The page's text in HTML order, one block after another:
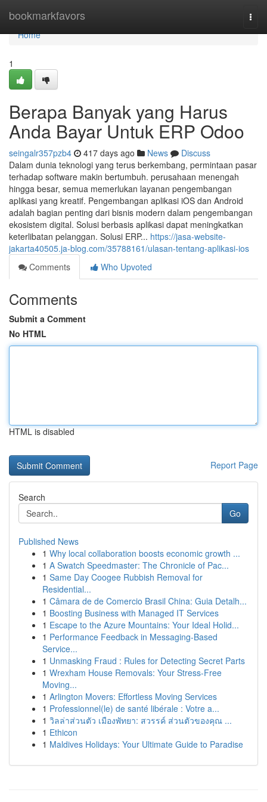
bookmarkfavors
Home
Home
1
Berapa Banyak yang Harus
Anda Bayar Untuk ERP Odoo
seingalr357pzb4 417 days ago News
Discuss
Dalam dunia teknologi yang terus berkembang, permintaan pasar
terhadap software makin bertumbuh. perusahaan menengah
hingga besar, semua memerlukan layanan pengembangan
aplikasi yang kreatif. Pengembangan aplikasi iOS dan Android
adalah bagian penting dari bisnis modern dalam pengembangan
ekosistem digital. Solusi berbasis aplikasi dapat meningkatkan
keterlibatan pelanggan. Solusi ERP... https://jasa-website-
jakarta40505.ja-blog.com/35788161/ulasan-tentang-aplikasi-ios
Comments
Who Upvoted
Comments
Submit a Comment
No HTML
HTML is disabled
Report Page
Search
Go
Published News
1 Why local collaboration boosts economic growth ...
1 A Swatch Speedmaster: The Chronicle of Pac...
1 Same Day Coogee Rubbish Removal for
Residential...
1 Câmara de de Comercio Brasil China: Guia Detalh...
1 Boosting Business with Managed IT Services
1 Escape to the Azure Mountains: Your Ideal Holid...
1 Performance Feedback in Messaging-Based
Service...
1 Unmasking Fraud : Rules for Detecting Secret Parts
1 Wrexham House Removals: Your Stress-Free
Moving...
1 Arlington Movers: Effortless Moving Services
1 Professionnel(le) de santé libérale : Votre a...
1 วิลล่าส่วนตัว เมืองพัทยา: สวรรค์ ส่วนตัวของคุณ ...
1 Ethicon
1 Maldives Holidays: Your Ultimate Guide to Paradise